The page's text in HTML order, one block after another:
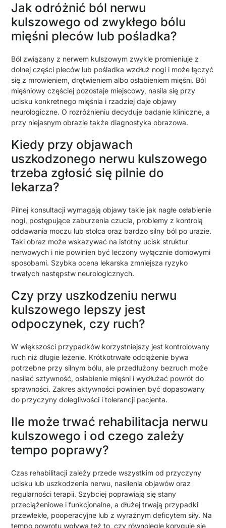
Jak odróżnić ból nerwu
kulszowego od zwykłego bólu
mięśni pleców lub pośladka?
Ból związany z nerwem kulszowym zwykle promieniuje z
dolnej części pleców lub pośladka wzdłuż nogi i może łączyć
się z mrowieniem, drętwieniem albo osłabieniem mięśni. Ból
mięśniowy częściej pozostaje miejscowy, nasila się przy
ucisku konkretnego mięśnia i rzadziej daje objawy
neurologiczne. O rozróżnieniu decyduje badanie kliniczne, a
przy niejasnym obrazie także diagnostyka obrazowa.
Kiedy przy objawach
uszkodzonego nerwu kulszowego
trzeba zgłosić się pilnie do
lekarza?
Pilnej konsultacji wymagają objawy takie jak nagłe osłabienie
nogi, postępujące zaburzenia czucia, problemy z kontrolą
oddawania moczu lub stolca oraz bardzo silny ból po urazie.
Taki obraz może wskazywać na istotny ucisk struktur
nerwowych i nie powinien być leczony wyłącznie domowymi
sposobami. Szybka ocena lekarska zmniejsza ryzyko
trwałych następstw neurologicznych.
Czy przy uszkodzeniu nerwu
kulszowego lepszy jest
odpoczynek, czy ruch?
W większości przypadków korzystniejszy jest kontrolowany
ruch niż długie leżenie. Krótkotrwałe odciążenie bywa
potrzebne przy silnym bólu, ale przedłużony bezruch może
nasilać sztywność, osłabienie mięśni i wydłużać powrót do
sprawności. Zakres aktywności powinien być dopasowany
do przyczyny dolegliwości i tolerancji pacjenta.
Ile może trwać rehabilitacja nerwu
kulszowego i od czego zależy
tempo poprawy?
Czas rehabilitacji zależy przede wszystkim od przyczyny
ucisku lub uszkodzenia nerwu, nasilenia objawów oraz
regularności terapii. Szybciej poprawiają się stany
przeciążeniowe i funkcjonalne, a dłużej trwają przypadki
przewlekłe, pooperacyjne lub z wyraźnym deficytem siły. Na
tempo powrotu wpływa też to, czy równolegle koryguje się